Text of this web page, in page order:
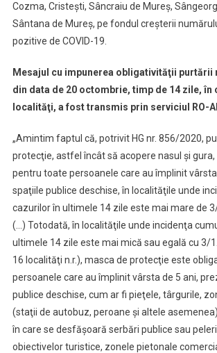
Cozma, Cristeşti, Sâncraiu de Mureş,
Sântana de Mureş, pe fondul creşterii
pozitive de COVID-19.
Mesajul cu impunerea obligativităţii purtării
din data de 20 octombrie, timp de 14 zile, în
localităţi, a fost transmis prin serviciul RO-
„Amintim faptul că, potrivit HG nr. 856/2020,
protecţie, astfel încât să acopere nasul şi
pentru toate persoanele care au împlinit
spaţiile publice deschise, în localităţile unde
cazurilor în ultimele 14 zile este mai mare de
(…) Totodată, în localităţile unde incidenţa
ultimele 14 zile este mai mică sau egală cu 3/
16 localităţi n.r.), masca de protecţie este
persoanele care au împlinit vârsta de 5 ani,
publice deschise, cum ar fi pieţele, târgurile,
(staţii de autobuz, peroane şi altele
în care se desfăşoară serbări publice sau
obiectivelor turistice, zonele pietonale